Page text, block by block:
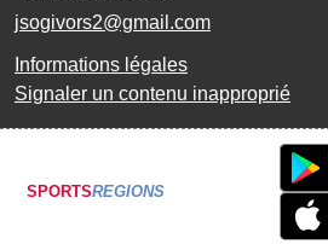
jsogivors2@gmail.com
Informations légales
Signaler un contenu inapproprié
SPORTSREGIONS